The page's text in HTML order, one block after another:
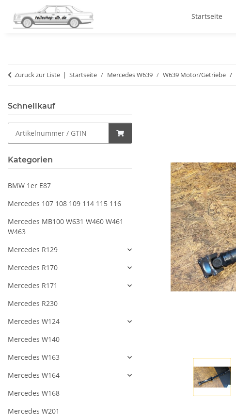
Startseite
Zurück zur Liste Startseite Mercedes W639 W639 Motor/Getriebe
Schnellkauf
Kategorien
BMW 1er E87
Mercedes 107 108 109 114 115 116
Mercedes MB100 W631 W460 W461
W463
Mercedes R129
Mercedes R170
Mercedes R171
Mercedes R230
Mercedes W124
Mercedes W140
Mercedes W163
Mercedes W164
Mercedes W168
Mercedes W201